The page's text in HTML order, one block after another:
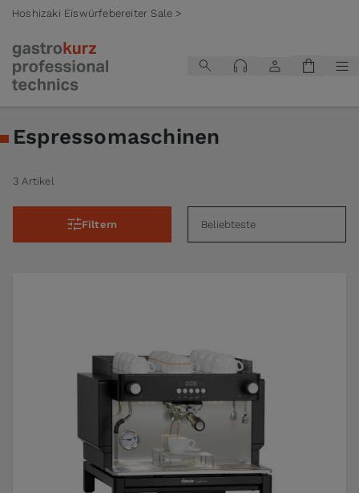
Hoshizaki Eiswürfebereiter Sale >
Espressomaschinen
3 Artikel
Filtern